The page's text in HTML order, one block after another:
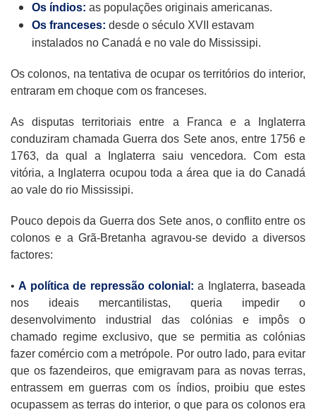
Os índios: as populações originais americanas.
Os franceses: desde o século XVII estavam
instalados no Canadá e no vale do Mississipi.
Os colonos, na tentativa de ocupar os territórios do interior,
entraram em choque com os franceses.
As disputas territoriais entre a Franca e a Inglaterra
conduziram chamada Guerra dos Sete anos, entre 1756 e
1763, da qual a Inglaterra saiu vencedora. Com esta
vitória, a Inglaterra ocupou toda a área que ia do Canadá
ao vale do rio Mississipi.
Pouco depois da Guerra dos Sete anos, o conflito entre os
colonos e a Grã-Bretanha agravou-se devido a diversos
factores:
•A política de repressão colonial: a Inglaterra, baseada
nos ideais mercantilistas, queria impedir o
desenvolvimento industrial das colónias e impôs o
chamado regime exclusivo, que se permitia as colónias
fazer comércio com a metrópole. Por outro lado, para evitar
que os fazendeiros, que emigravam para as novas terras,
entrassem em guerras com os índios, proibiu que estes
ocupassem as terras do interior, o que para os colonos era